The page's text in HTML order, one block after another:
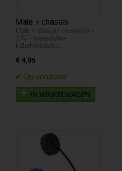
Male + chassis
connector - 24V -
waterdichte
aderig - IP68
Male + chassis connector -
24V - waterdichte
kabelverbinder…
€ 4,95
IN WINKELWAGEN